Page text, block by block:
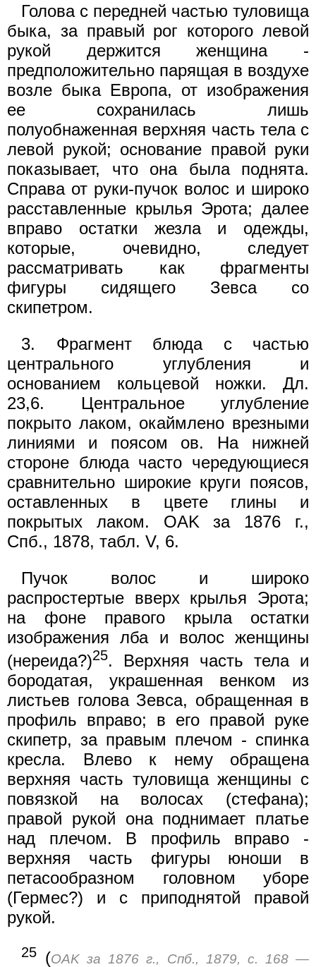
Голова с передней частью туловища
быка, за правый рог которого левой
рукой держится женщина -
предположительно парящая в воздухе
возле быка Европа, от изображения
ее сохранилась лишь
полуобнаженная верхняя часть тела с
левой рукой; основание правой руки
показывает, что она была поднята.
Справа от руки-пучок волос и широко
расставленные крылья Эрота; далее
вправо остатки жезла и одежды,
которые, очевидно, следует
рассматривать как фрагменты
фигуры сидящего Зевса со
скипетром.
3. Фрагмент блюда с частью
центрального углубления и
основанием кольцевой ножки. Дл.
23,6. Центральное углубление
покрыто лаком, окаймлено врезными
линиями и поясом ов. На нижней
стороне блюда часто чередующиеся
сравнительно широкие круги поясов,
оставленных в цвете глины и
покрытых лаком. OAK за 1876 г.,
Спб., 1878, табл. V, 6.
Пучок волос и широко
распростертые вверх крылья Эрота;
на фоне правого крыла остатки
изображения лба и волос женщины
(нереида?)25. Верхняя часть тела и
бородатая, украшенная венком из
листьев голова Зевса, обращенная в
профиль вправо; в его правой руке
скипетр, за правым плечом - спинка
кресла. Влево к нему обращена
верхняя часть туловища женщины с
повязкой на волосах (стефана);
правой рукой она поднимает платье
над плечом. В профиль вправо -
верхняя часть фигуры юноши в
петасообразном головном уборе
(Гермес?) и с приподнятой правой
рукой.
25 (OAK за 1876 г., Спб., 1879, с. 168 —